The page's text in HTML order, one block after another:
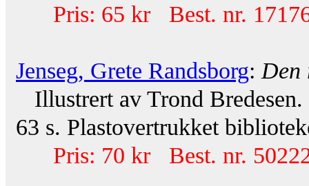
Pris: 65 kr Best. nr.
Jenseg, Grete Randsborg: Den
Illustrert av Trond
63 s. Plastovertrukket
Pris: 70 kr Best. nr.